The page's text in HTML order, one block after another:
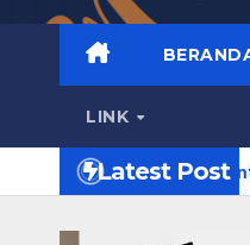
LINK
Latest Post
Umum untuk Korban